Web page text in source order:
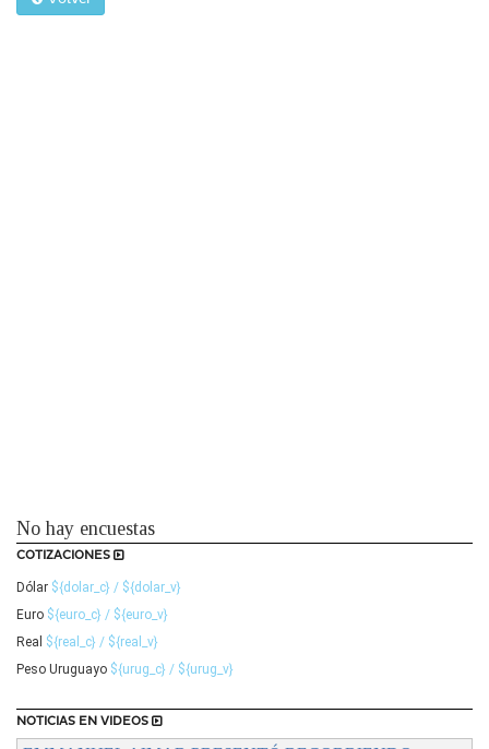
No hay encuestas
COTIZACIONES
Dólar ${dolar_c} / ${dolar_v}
Euro ${euro_c} / ${euro_v}
Real ${real_c} / ${real_v}
Peso Uruguayo ${urug_c} / ${urug_v}
NOTICIAS EN VIDEOS